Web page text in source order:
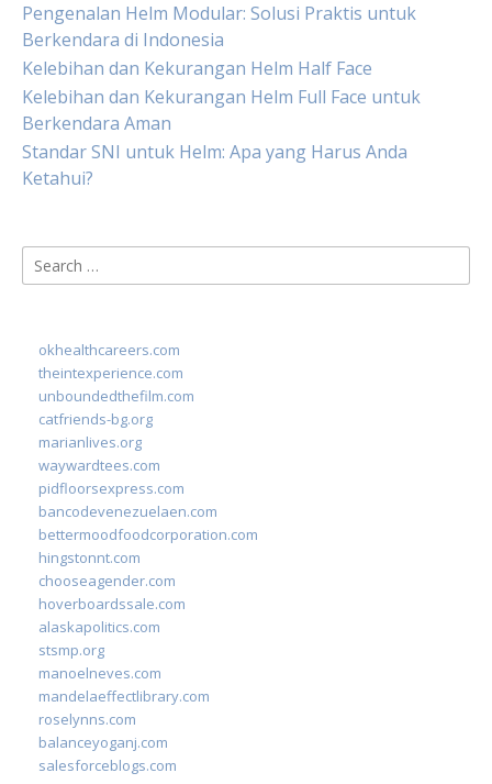
Pengenalan Helm Modular: Solusi Praktis untuk
Berkendara di Indonesia
Kelebihan dan Kekurangan Helm Half Face
Kelebihan dan Kekurangan Helm Full Face untuk
Berkendara Aman
Standar SNI untuk Helm: Apa yang Harus Anda
Ketahui?
Search
for:
okhealthcareers.com
theintexperience.com
unboundedthefilm.com
catfriends-bg.org
marianlives.org
waywardtees.com
pidfloorsexpress.com
bancodevenezuelaen.com
bettermoodfoodcorporation.com
hingstonnt.com
chooseagender.com
hoverboardssale.com
alaskapolitics.com
stsmp.org
manoelneves.com
mandelaeffectlibrary.com
roselynns.com
balanceyoganj.com
salesforceblogs.com